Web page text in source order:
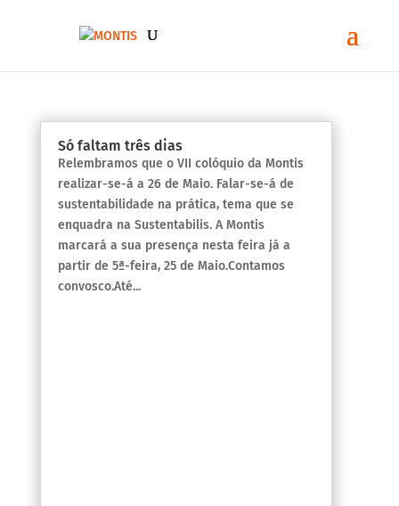
Só faltam três dias
Relembramos que o VII colóquio da Montis
realizar-se-á a 26 de Maio. Falar-se-á de
sustentabilidade na prática, tema que se
enquadra na Sustentabilis. A Montis
marcará a sua presença nesta feira já a
partir de 5ª-feira, 25 de Maio.Contamos
convosco.Até...